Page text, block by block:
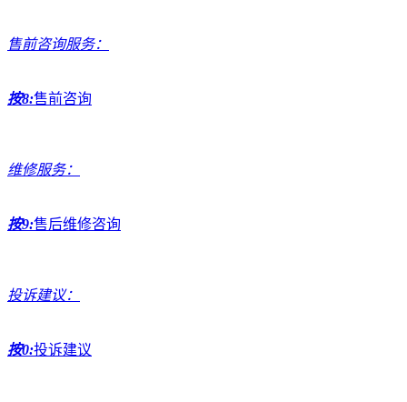
售前咨询服务：
按8:售前咨询
维修服务：
按9:售后维修咨询
投诉建议：
按0:投诉建议